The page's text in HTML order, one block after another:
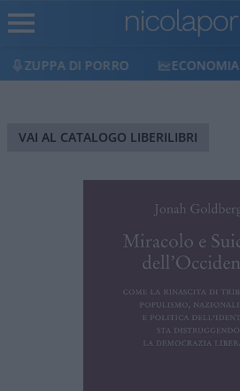
ZUPPA DI PORRO ECONOMIA
VAI AL CATALOGO LIBERILIBRI